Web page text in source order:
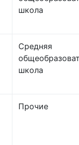
школа
Средняя
школа
Прочие